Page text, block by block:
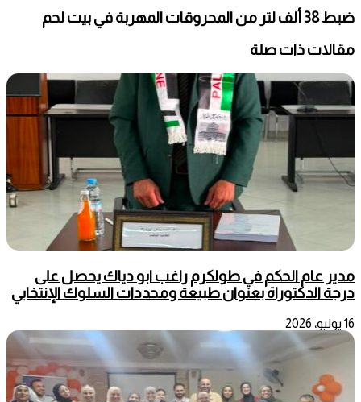
ضبط 38 ألف لتر من المحروقات المهربة في بيت لحم
مقالات ذات صلة
مدير عام الحكم في طولكرم راغب ابو دياك يحصل على
درجة الدكتوراة بعنوان طبيعة ومحددات السلوك الإنتخابي
16 يوليو، 2026